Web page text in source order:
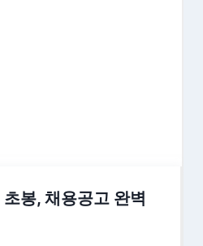
봉, 채용공고 완벽